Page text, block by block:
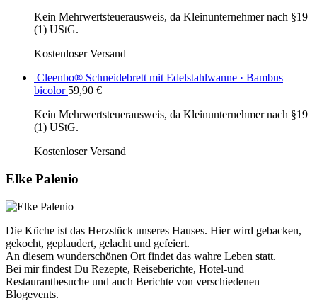
Kein Mehrwertsteuerausweis, da Kleinunternehmer nach §19
(1) UStG.
Kostenloser Versand
Cleenbo® Schneidebrett mit Edelstahlwanne · Bambus
bicolor 59,90 €
Kein Mehrwertsteuerausweis, da Kleinunternehmer nach §19
(1) UStG.
Kostenloser Versand
Elke Palenio
Die Küche ist das Herzstück unseres Hauses. Hier wird gebacken,
gekocht, geplaudert, gelacht und gefeiert.
An diesem wunderschönen Ort findet das wahre Leben statt.
Bei mir findest Du Rezepte, Reiseberichte, Hotel-und
Restaurantbesuche und auch Berichte von verschiedenen
Blogevents.